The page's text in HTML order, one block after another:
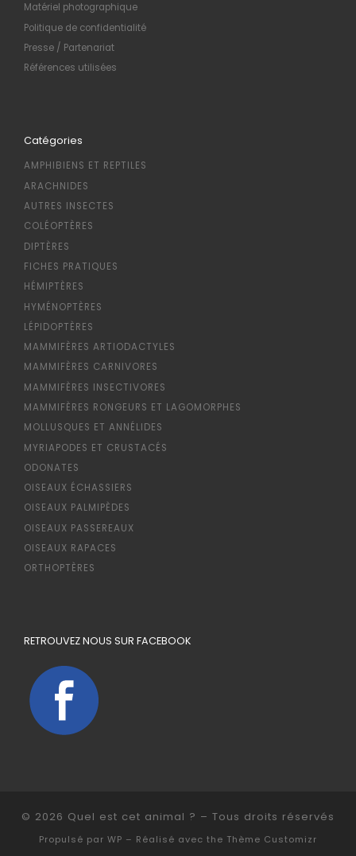
Matériel photographique
Politique de confidentialité
Presse / Partenariat
Références utilisées
Catégories
AMPHIBIENS ET REPTILES
ARACHNIDES
AUTRES INSECTES
COLÉOPTÈRES
DIPTÈRES
FICHES PRATIQUES
HÉMIPTÈRES
HYMÉNOPTÈRES
LÉPIDOPTÈRES
MAMMIFÈRES ARTIODACTYLES
MAMMIFÈRES CARNIVORES
MAMMIFÈRES INSECTIVORES
MAMMIFÈRES RONGEURS ET LAGOMORPHES
MOLLUSQUES ET ANNÉLIDES
MYRIAPODES ET CRUSTACÉS
ODONATES
OISEAUX ÉCHASSIERS
OISEAUX PALMIPÈDES
OISEAUX PASSEREAUX
OISEAUX RAPACES
ORTHOPTÈRES
RETROUVEZ NOUS SUR FACEBOOK
© 2026 Quel est cet animal ? – Tous droits réservés
Propulsé par WP – Réalisé avec the Thème Customizr